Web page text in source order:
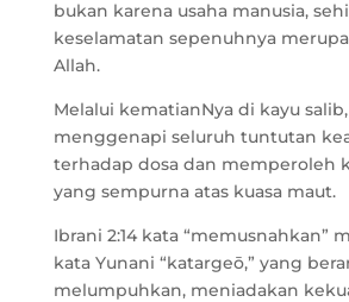
bukan karena usaha manusia,
keselamatan sepenuhnya
Allah.
Melalui kematianNya di kayu
menggenapi seluruh tuntutan
terhadap dosa dan memperoleh
yang sempurna atas kuasa maut.
Ibrani 2:14 kata “memusnahkan”
kata Yunani “katargeō,” yang
melumpuhkan, meniadakan